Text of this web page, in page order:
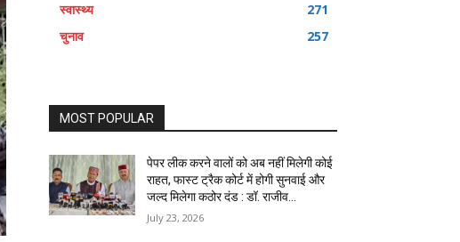
स्वास्थ्य
271
चुनाव
257
MOST POPULAR
पेपर लीक करने वालों को अब नहीं मिलेगी कोई
राहत, फास्ट ट्रैक कोर्ट में होगी सुनवाई और
जल्द मिलेगा कठोर दंड : डॉ. राजीव...
July 23, 2026